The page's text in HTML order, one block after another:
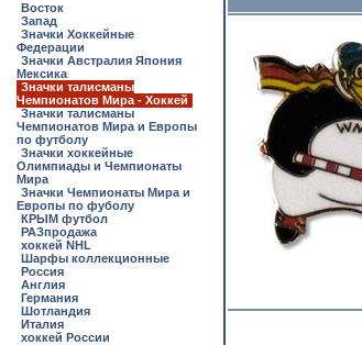
Восток
Запад
Значки Хоккейные
Федерации
Значки Австралия Япония
Мексика
Значки талисманы
Чемпионатов Мира - Хоккей
Значки талисманы
Чемпионатов Мира и Европы
по футболу
Значки хоккейные
Олимпиады и Чемпионаты
Мира
Значки Чемпионаты Мира и
Европы по фуболу
КРЫМ футбол
РАЗпродажа
хоккей NHL
Шарфы коллекционные
Россия
Англия
Германия
Шотландия
Италия
хоккей России